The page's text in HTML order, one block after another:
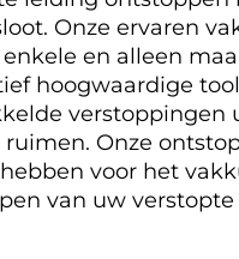
Onze ervaren
en alleen
hoogwaardige
verstoppingen
Onze
voor het
van uw